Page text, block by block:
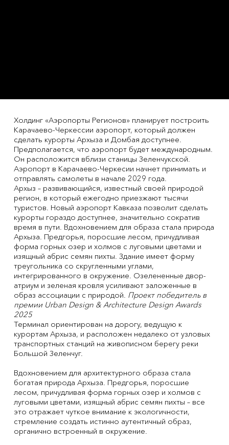
Холдинг «Аэропорты Регионов» планирует построить
Карачаево-Черкессии аэропорт, который должен
сделать курорты Архыза и Домбая доступнее.
Предполагается, что аэропорт будет международным.
Он расположится вблизи станицы Зеленчукской.
Аэропорт в Карачаево-Черкесии начнет принимать и
отправлять самолеты в начале 2029 года.
Архыз – развивающийся, известный своей природой
регион, в который ежегодно приезжают тысячи
туристов. Новый аэропорт Кавказа позволит сделать
курорты гораздо доступнее, значительно сократив
время в пути. Вдохновением для образа стала природа
Архыза. Предгорья, поросшие лесом, причудливая
форма горных озер и холмов с луговыми цветами и
изящный абрис семян пихты. Здание имеет форму
треугольника со скругленными углами,
интегрированного в окружение. Озелененные двор-
атриум и зеленая кровля усиливают заложенные в
образ ассоциации с природой. Проект победитель в
премии Urban Design & Architecture Design Awards
2025
Терминал ориентирован на дорогу, ведущую к
курортам Архыза, и расположен недалеко от узловых
транспортных станций на живописном берегу реки
Большой Зеленчуг.
Вдохновением для архитектурного образа стала
богатая природа Архыза. Предгорья, поросшие
лесом, причудливая форма горных озер и холмов с
луговыми цветами, изящный абрис семян пихты – все
это отражает чуткое внимание к экологичности,
стремление создать истинно аутентичный образ,
органично встроенный в окружение.